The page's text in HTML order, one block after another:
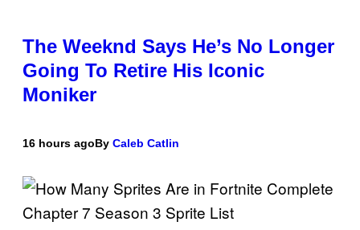
The Weeknd Says He’s No Longer
Going To Retire His Iconic
Moniker
16 hours agoBy Caleb Catlin